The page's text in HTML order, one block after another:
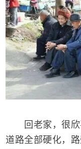
回老家，很欣
道路全部硬化，